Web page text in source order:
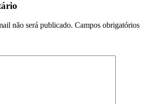
não será publicado. Campos obrigatórios